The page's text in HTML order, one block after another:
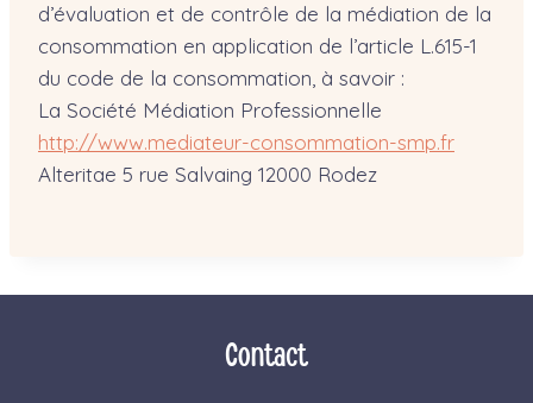
d’évaluation et de contrôle de la médiation de la
consommation en application de l’article L.615-1
du code de la consommation, à savoir :
La Société Médiation Professionnelle
http://www.mediateur-consommation-smp.fr
Alteritae 5 rue Salvaing 12000 Rodez
Contact